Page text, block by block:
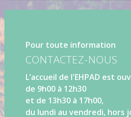
Pour toute information
CONTACTEZ-NOUS
L’accueil de l'EHPAD est
de 9h00 à 12h30
et de 13h30 à 17h00,
du lundi au vendredi, hors